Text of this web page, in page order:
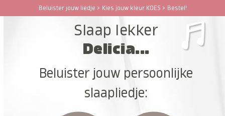
Beluister jouw liedje > Kies jouw kleur KOES > Bestel!
Open
Close
Slaap lekker
Delicia...
Beluister jouw persoonlijke
slaapliedje: